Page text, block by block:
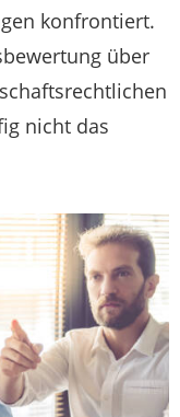
konfrontiert.
über
nicht das